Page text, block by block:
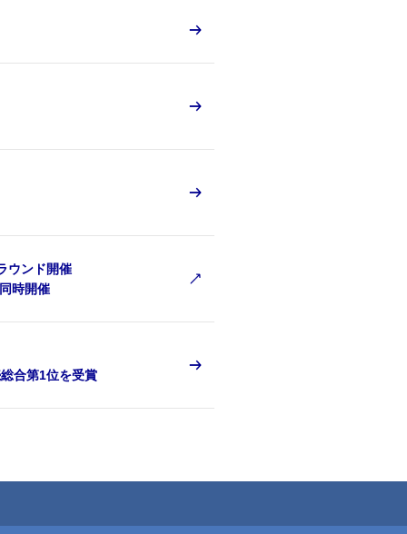
ウンド開催
時開催
合第1位を受賞